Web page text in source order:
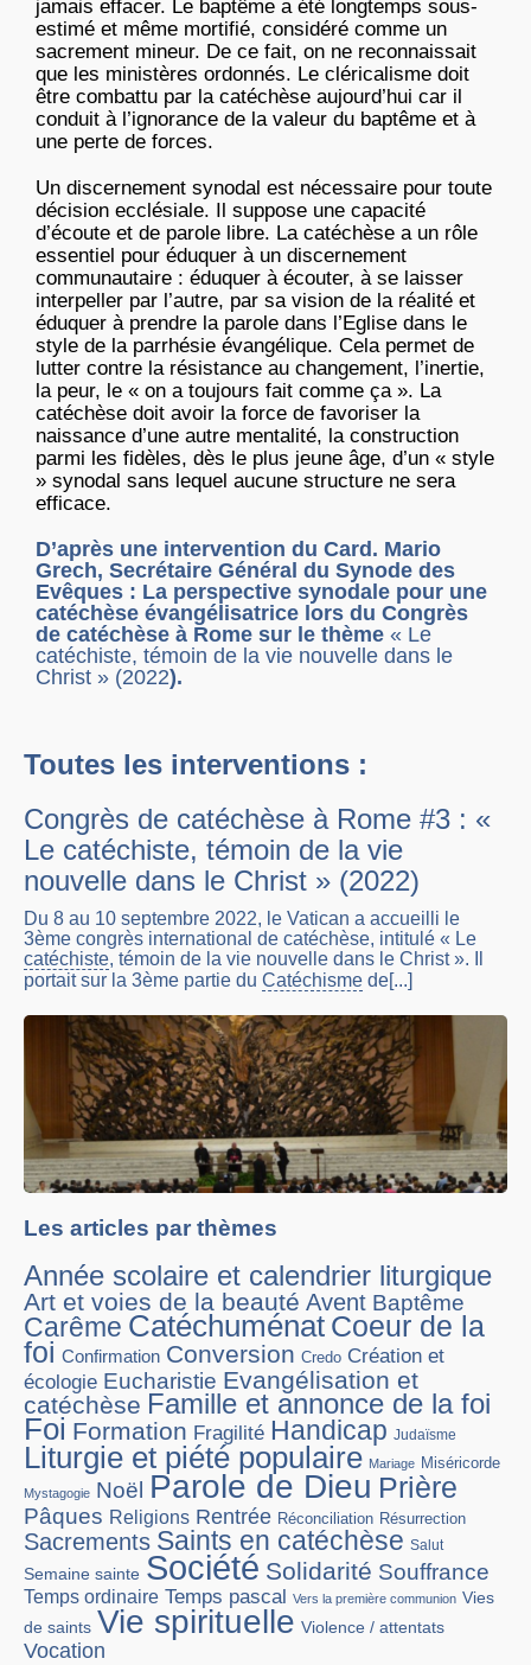
jamais effacer. Le baptême a été longtemps sous-
estimé et même mortifié, considéré comme un
sacrement mineur. De ce fait, on ne reconnaissait
que les ministères ordonnés. Le cléricalisme doit
être combattu par la catéchèse aujourd’hui car il
conduit à l’ignorance de la valeur du baptême et à
une perte de forces.
Un discernement synodal est nécessaire pour toute
décision ecclésiale. Il suppose une capacité
d’écoute et de parole libre. La catéchèse a un rôle
essentiel pour éduquer à un discernement
communautaire : éduquer à écouter, à se laisser
interpeller par l’autre, par sa vision de la réalité et
éduquer à prendre la parole dans l’Eglise dans le
style de la parrhésie évangélique. Cela permet de
lutter contre la résistance au changement, l’inertie,
la peur, le « on a toujours fait comme ça ». La
catéchèse doit avoir la force de favoriser la
naissance d’une autre mentalité, la construction
parmi les fidèles, dès le plus jeune âge, d’un « style
» synodal sans lequel aucune structure ne sera
efficace.
D’après une intervention du Card. Mario
Grech, Secrétaire Général du Synode des
Evêques : La perspective synodale pour une
catéchèse évangélisatrice lors du Congrès
de catéchèse à Rome sur le thème « Le
catéchiste, témoin de la vie nouvelle dans le
Christ » (2022).
Toutes les interventions :
Congrès de catéchèse à Rome #3 : «
Le catéchiste, témoin de la vie
nouvelle dans le Christ » (2022)
Du 8 au 10 septembre 2022, le Vatican a accueilli le
3ème congrès international de catéchèse, intitulé « Le
catéchiste, témoin de la vie nouvelle dans le Christ ». Il
portait sur la 3ème partie du Catéchisme de[...]
Les articles par thèmes
Année scolaire et calendrier liturgique
Art et voies de la beauté Avent Baptême
Carême Catéchuménat Coeur de la
foi Confirmation Conversion Credo Création et
écologie Eucharistie Evangélisation et
catéchèse Famille et annonce de la foi
Foi Formation Fragilité Handicap Judaïsme
Liturgie et piété populaire Mariage Miséricorde
Mystagogie Noël Parole de Dieu Prière
Pâques Religions Rentrée Réconciliation Résurrection
Sacrements Saints en catéchèse Salut
Semaine sainte Société Solidarité Souffrance
Temps ordinaire Temps pascal Vers la première communion Vies
de saints Vie spirituelle Violence / attentats
Vocation